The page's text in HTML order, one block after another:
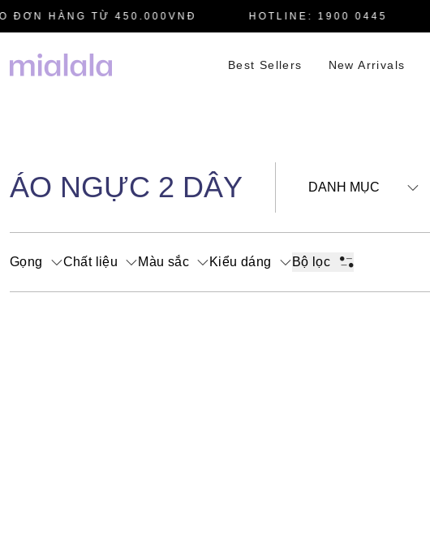
ĐƠN HÀNG TỪ 450.000VNĐ HOTLINE: 1900 0445
Best Sellers New Arrivals
ÁO NGỰC 2 DÂY DANH MỤC
Gọng Chất liệu Màu sắc Kiểu dáng Bộ lọc